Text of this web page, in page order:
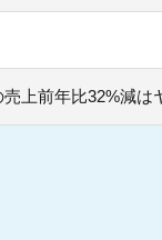
上前年比32%減は